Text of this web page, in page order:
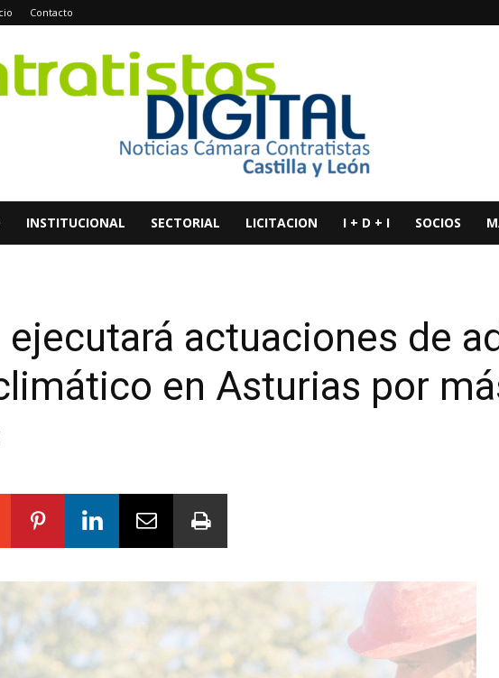
Contacto
INSTITUCIONAL SECTORIAL LICITACION I + D + I SOCIOS
ejecutará actuaciones de
en Asturias por